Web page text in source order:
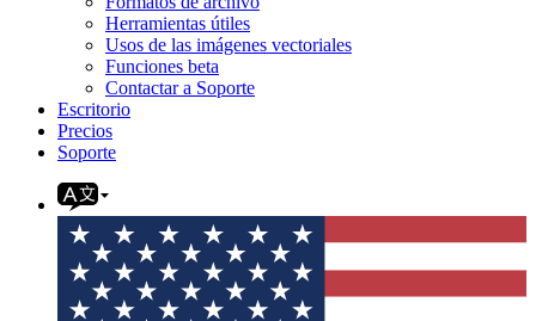
Herramientas útiles
Usos de las imágenes vectoriales
Funciones beta
Contactar a Soporte
Escritorio
Precios
Soporte